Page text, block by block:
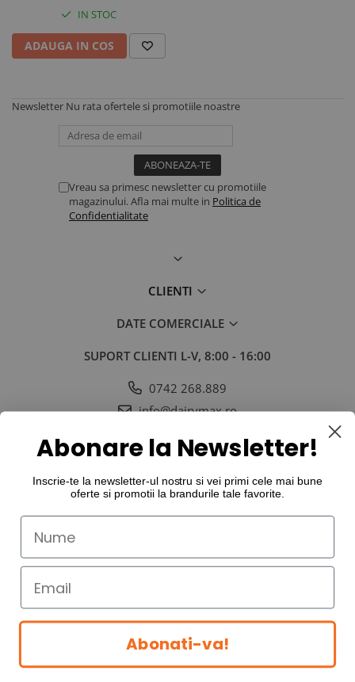
IN STOC
ADAUGA IN COS
Newsletter Nu rata ofertele si promotiile noastre
Vreau sa primesc newsletter cu promotiile
magazinului. Afla mai multe in Politica de
Confidentialitate
CLIENTI
DATE COMERCIALE
SUPORT CLIENTI L-V, 8:00 - 16:00
0742 268.889
info@dairymax.ro
©Copyright Dairy MAX International SRL 2026
Abonare la Newsletter!
Inscrie-te la newsletter-ul nostru si vei primi cele mai bune
oferte si promotii la brandurile tale favorite.
Abonati-va!